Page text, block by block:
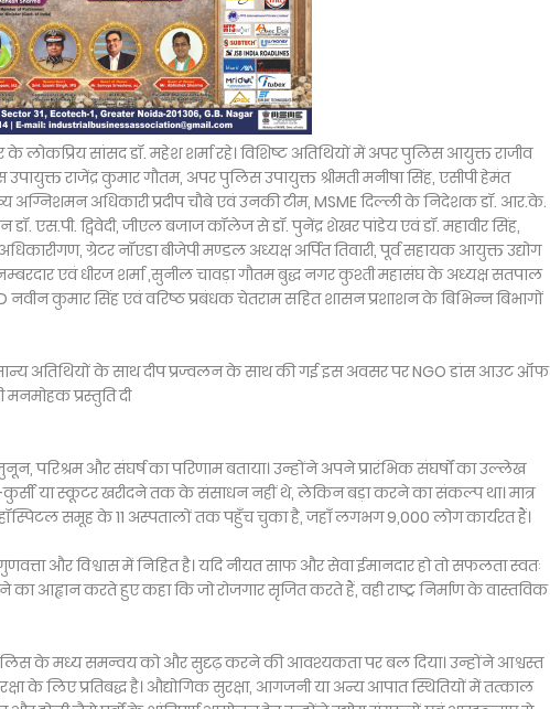
के लोकप्रिय सांसद डॉ. महेश शर्मा रहे। विशिष्ट अतिथियों में अपर पुलिस आयुक्त राजीव
राजेंद्र कुमार गौतम, अपर पुलिस उपायुक्त श्रीमती मनीषा सिंह, एसीपी हेमंत
अग्निशमन अधिकारी प्रदीप चौबे एवं उनकी टीम, MSME दिल्ली के निदेशक डॉ. आर.के.
द्विवेदी, जीएल बजाज कॉलेज से डॉ. पुनेंद्र शेखर पांडेय एवं डॉ. महावीर सिंह,
ग्रेटर नॉएडा बीजेपी मण्डल अध्यक्ष अर्पित तिवारी, पूर्व सहायक आयुक्त उद्योग
एवं धीरज शर्मा ,सुनील चावड़ा गौतम बुद्ध नगर कुश्ती महासंघ के अध्यक्ष सतपाल
नवीन कुमार सिंह एवं वरिष्ठ प्रबंधक चेतराम सहित शासन प्रशाशन के बिभिन्न बिभागों
अतिथियों के साथ दीप प्रज्वलन के साथ की गई इस अवसर पर NGO डांस आउट ऑफ
प्रस्तुति दी
परिश्रम और संघर्ष का परिणाम बताया। उन्होंने अपने प्रारंभिक संघर्षों का उल्लेख
या स्कूटर खरीदने तक के संसाधन नहीं थे, लेकिन बड़ा करने का संकल्प था। मात्र
समूह के 11 अस्पतालों तक पहुँच चुका है, जहाँ लगभग 9,000 लोग कार्यरत हैं।
और विश्वास में निहित है। यदि नीयत साफ और सेवा ईमानदार हो तो सफलता स्वतः
का आह्वान करते हुए कहा कि जो रोजगार सृजित करते हैं, वही राष्ट्र निर्माण के वास्तविक
पुलिस के मध्य समन्वय को और सुदृढ़ करने की आवश्यकता पर बल दिया। उन्होंने आश्वस्त
के लिए प्रतिबद्ध है। औद्योगिक सुरक्षा, आगजनी या अन्य आपात स्थितियों में तत्काल